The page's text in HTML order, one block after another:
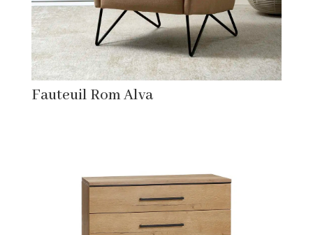
Fauteuil Rom Alva